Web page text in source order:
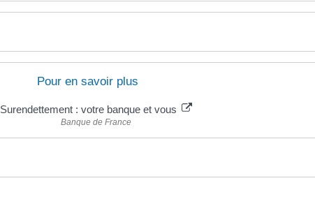
Pour en savoir plus
Surendettement : votre banque et vous
Banque de France